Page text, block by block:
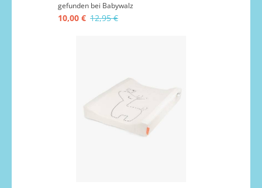
gefunden bei Babywalz
10,00 € 12,95 €